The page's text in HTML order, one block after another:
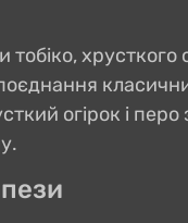
огірок і